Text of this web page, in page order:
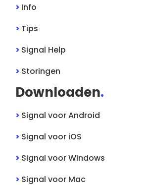
> Info
> Tips
> Signal Help
> Storingen
Downloaden.
> SignalvoorAndroid
> Signalvoor iOS
> SignalvoorWindows
> Signalvoor Mac